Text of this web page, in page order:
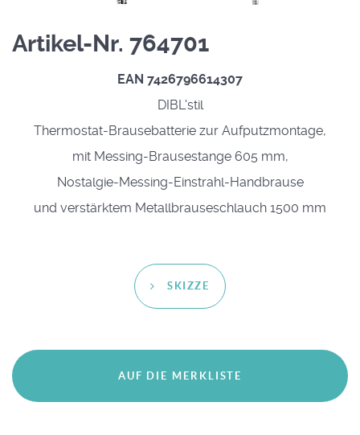
Artikel-Nr. 764701
EAN 7426796614307
DIBL'stil
Thermostat-Brausebatterie zur Aufputzmontage,
mit Messing-Brausestange 605 mm,
Nostalgie-Messing-Einstrahl-Handbrause
und verstärktem Metallbrauseschlauch 1500 mm
SKIZZE